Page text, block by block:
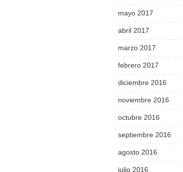
mayo 2017
abril 2017
marzo 2017
febrero 2017
diciembre 2016
noviembre 2016
octubre 2016
septiembre 2016
agosto 2016
julio 2016